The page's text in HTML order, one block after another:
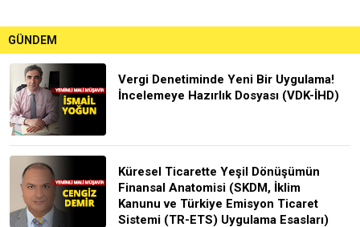
GÜNDEM
Vergi Denetiminde Yeni Bir Uygulama!
İncelemeye Hazırlık Dosyası (VDK-İHD)
Küresel Ticarette Yeşil Dönüşümün
Finansal Anatomisi (SKDM, İklim
Kanunu ve Türkiye Emisyon Ticaret
Sistemi (TR-ETS) Uygulama Esasları)